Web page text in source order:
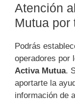
Atención
Mutua por
Podrás
operadores por
Activa Mutua.
aportarte la
información de